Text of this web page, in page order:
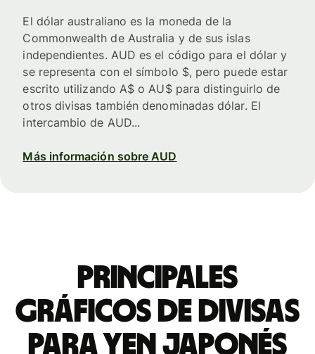
El dólar australiano es la moneda de la
Commonwealth de Australia y de sus islas
independientes. AUD es el código para el dólar y
se representa con el símbolo $, pero puede estar
escrito utilizando A$ o AU$ para distinguirlo de
otros divisas también denominadas dólar. El
intercambio de AUD...
Más información sobre AUD
Principales
gráficos de divisas
para yen japonés